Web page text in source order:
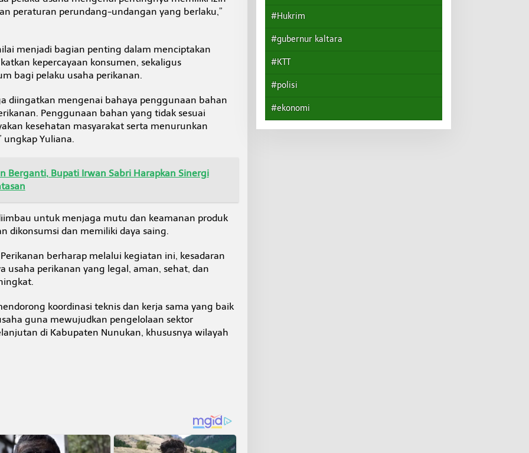
peraturan perundang-undangan yang berlaku,”
menjadi bagian penting dalam menciptakan
kepercayaan konsumen, sekaligus
bagi pelaku usaha perikanan.
diingatkan mengenai bahaya penggunaan bahan
Penggunaan bahan yang tidak sesuai
kesehatan masyarakat serta menurunkan
ungkap Yuliana.
Berganti, Bupati Irwan Sabri Harapkan Sinergi
untuk menjaga mutu dan keamanan produk
dikonsumsi dan memiliki daya saing.
berharap melalui kegiatan ini, kesadaran
usaha perikanan yang legal, aman, sehat, dan
koordinasi teknis dan kerja sama yang baik
guna mewujudkan pengelolaan sektor
di Kabupaten Nunukan, khususnya wilayah
#Hukrim
#gubernur kaltara
#KTT
#polisi
#ekonomi